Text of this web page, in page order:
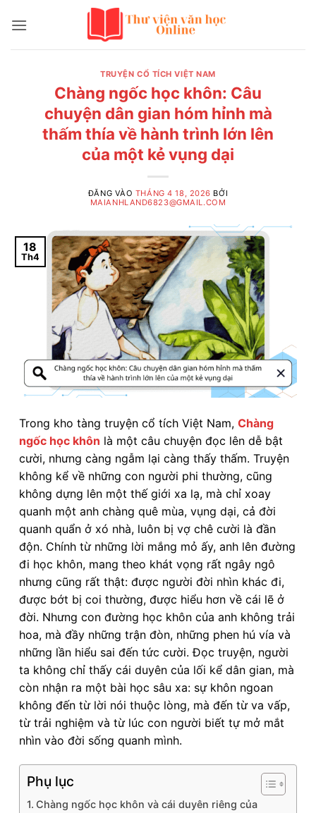
qua
TRUYỆN CỔ TÍCH VIỆT NAM
Chàng ngốc học khôn: Câu
chuyện dân gian hóm hỉnh mà
thấm thía về hành trình lớn lên
của một kẻ vụng dại
ĐĂNG VÀO THÁNG 4 18, 2026 BỞI
MAIANHLAND6823@GMAIL.COM
18
Th4
Trong kho tàng truyện cổ tích Việt Nam, Chàng
ngốc học khôn là một câu chuyện đọc lên dễ bật
cười, nhưng càng ngẫm lại càng thấy thấm. Truyện
không kể về những con người phi thường, cũng
không dựng lên một thế giới xa lạ, mà chỉ xoay
quanh một anh chàng quê mùa, vụng dại, cả đời
quanh quẩn ở xó nhà, luôn bị vợ chê cười là đần
độn. Chính từ những lời mắng mỏ ấy, anh lên đường
đi học khôn, mang theo khát vọng rất ngây ngô
nhưng cũng rất thật: được người đời nhìn khác đi,
được bớt bị coi thường, được hiểu hơn về cái lẽ ở
đời. Nhưng con đường học khôn của anh không trải
hoa, mà đầy những trận đòn, những phen hú vía và
những lần hiểu sai đến tức cười. Đọc truyện, người
ta không chỉ thấy cái duyên của lối kể dân gian, mà
còn nhận ra một bài học sâu xa: sự khôn ngoan
không đến từ lời nói thuộc lòng, mà đến từ va vấp,
từ trải nghiệm và từ lúc con người biết tự mở mắt
nhìn vào đời sống quanh mình.
Phụ lục
Chàng ngốc học khôn và cái duyên riêng của